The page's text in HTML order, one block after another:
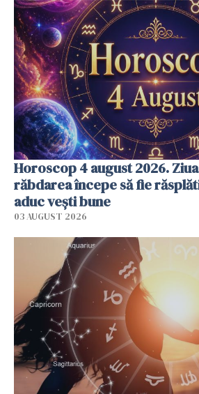
Horoscop 4 august 2026.
răbdarea începe să fie
aduc vești bune
03 AUGUST 2026